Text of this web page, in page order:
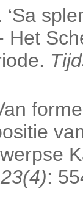
‘Sa
Het
: